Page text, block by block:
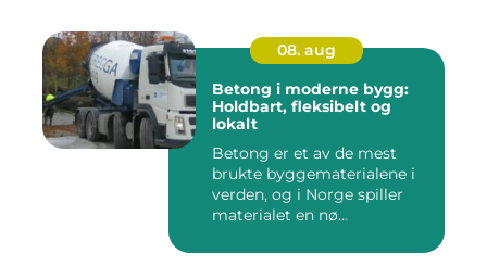
08. aug
Betong i moderne bygg:
Holdbart, fleksibelt og
lokalt
Betong er et av de mest
brukte byggematerialene i
verden, og i Norge spiller
materialet en nø...